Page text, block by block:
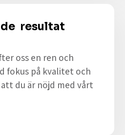
resultat
oss en ren och
fokus på kvalitet och
du är nöjd med vårt